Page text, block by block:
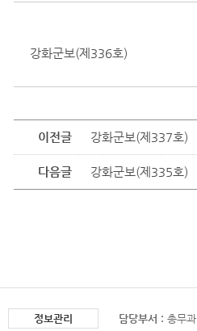
강화군보(제336호)
이전글 강화군보(제337호)
다음글 강화군보(제335호)
정보관리 담당부서 : 총무과